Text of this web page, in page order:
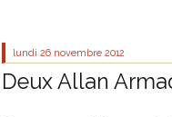
lundi 26 novembre 2012
Deux Allan